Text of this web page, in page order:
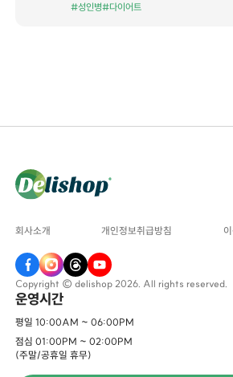
#성인병#다이어트
회사소개 개인정보취급방침
Copyright © delishop 2026. All rights reserved.
운영시간
평일 10:00AM ~ 06:00PM
점심 01:00PM ~ 02:00PM
(주말/공휴일 휴무)